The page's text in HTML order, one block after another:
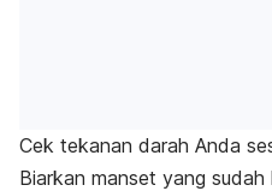
Cek tekanan darah Anda
Biarkan manset yang